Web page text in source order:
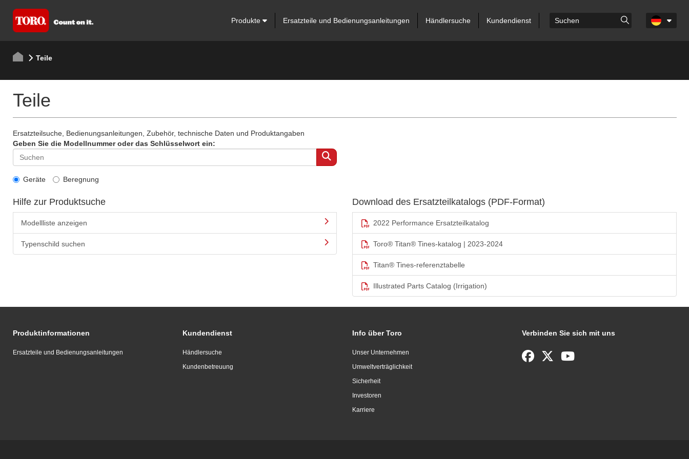
Produkte Ersatzteile und Bedienungsanleitungen Händlersuche Kundendienst
Teile
Teile
Ersatzteilsuche, Bedienungsanleitungen, Zubehör, technische Daten und Produktangaben
Geben Sie die Modellnummer oder das Schlüsselwort ein:
Geräte Beregnung
Hilfe zur Produktsuche
Modellliste anzeigen
Typenschild suchen
Download des Ersatzteilkatalogs (PDF-Format)
2022 Performance Ersatzteilkatalog
Toro® Titan® Tines-katalog | 2023-2024
Titan® Tines-referenztabelle
Illustrated Parts Catalog (Irrigation)
Produktinformationen
Ersatzteile und Bedienungsanleitungen
Kundendienst
Händlersuche
Kundenbetreuung
Info über Toro
Unser Unternehmen
Umweltverträglichkeit
Sicherheit
Investoren
Karriere
Verbinden Sie sich mit uns